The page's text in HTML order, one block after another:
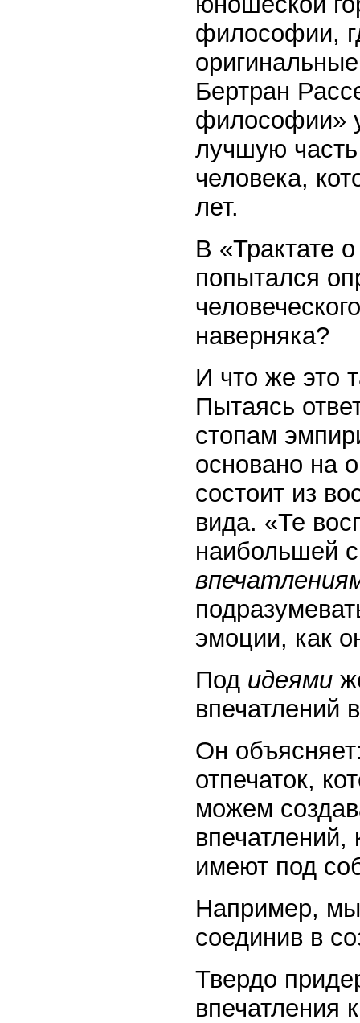
философии,
Бертран
философии»
лучшую
человека,
лет.
В «Трактате
попытался
наверняка?
И что же это
Пытаясь
стопам
основано на
состоит из
вида. «Те
наибольшей
эмоции, как
Под идеями
впечатлений
Он
отпечаток,
можем
впечатлений,
имеют под
Например, мы
соединив в
Твердо
впечатления